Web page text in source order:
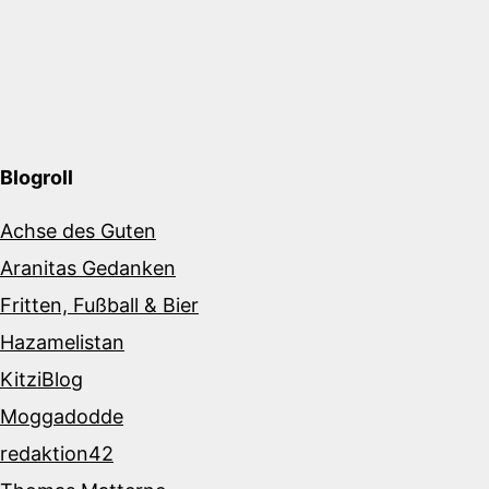
Blogroll
Achse des Guten
Aranitas Gedanken
Fritten, Fußball & Bier
Hazamelistan
KitziBlog
Moggadodde
redaktion42